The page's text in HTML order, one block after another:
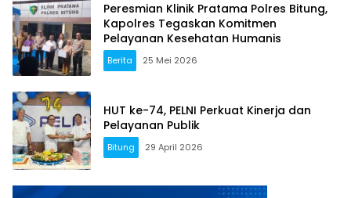
Peresmian Klinik Pratama Polres Bitung,
Kapolres Tegaskan Komitmen
Pelayanan Kesehatan Humanis
Berita 25 Mei 2026
HUT ke-74, PELNI Perkuat Kinerja dan
Pelayanan Publik
Bitung 29 April 2026